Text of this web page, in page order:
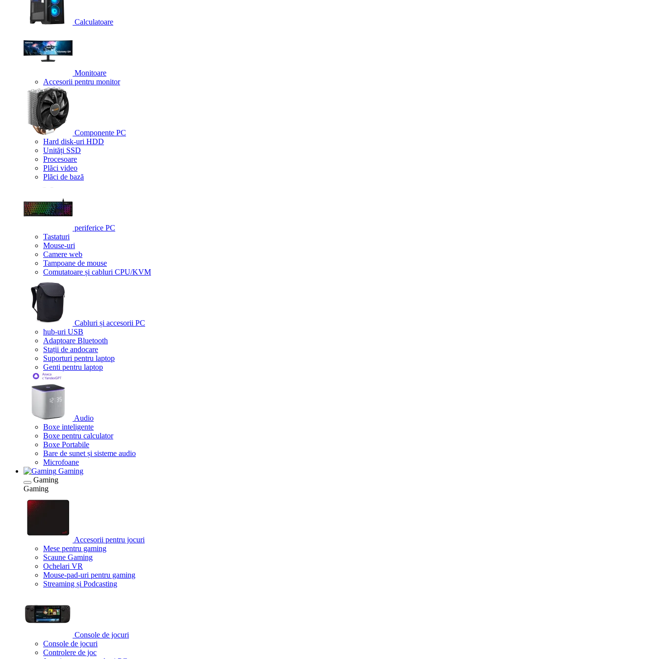
Calculatoare
Monitoare
Accesorii pentru monitor
Componente PC
Hard disk-uri HDD
Unități SSD
Procesoare
Plăci video
Plăci de bază
periferice PC
Tastaturi
Mouse-uri
Camere web
Tampoane de mouse
Comutatoare și cabluri CPU/KVM
Cabluri și accesorii PC
hub-uri USB
Adaptoare Bluetooth
Stații de andocare
Suporturi pentru laptop
Genti pentru laptop
Audio
Boxe inteligente
Boxe pentru calculator
Boxe Portabile
Bare de sunet și sisteme audio
Microfoane
Gaming
Gaming
Gaming
Accesorii pentru jocuri
Mese pentru gaming
Scaune Gaming
Ochelari VR
Mouse-pad-uri pentru gaming
Streaming și Podcasting
Console de jocuri
Console de jocuri
Controlere de joc